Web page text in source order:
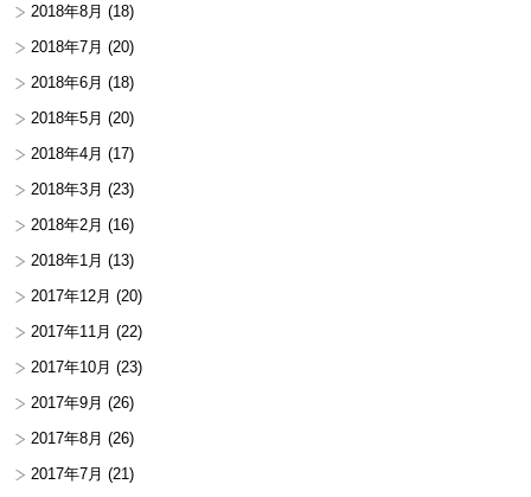
2018年8月 (18)
2018年7月 (20)
2018年6月 (18)
2018年5月 (20)
2018年4月 (17)
2018年3月 (23)
2018年2月 (16)
2018年1月 (13)
2017年12月 (20)
2017年11月 (22)
2017年10月 (23)
2017年9月 (26)
2017年8月 (26)
2017年7月 (21)